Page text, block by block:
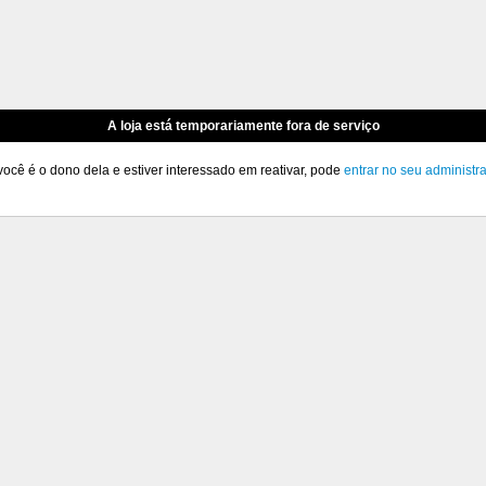
A loja está temporariamente fora de serviço
é o dono dela e estiver interessado em reativar, pode entrar no seu